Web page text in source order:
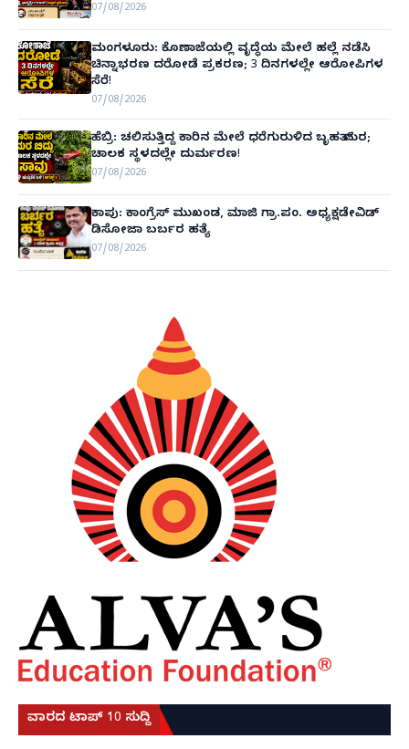
07/08/2026
ಮಂಗಳೂರು: ಕೊಣಾಜೆಯಲ್ಲಿ ವೃದ್ಧೆಯ ಮೇಲೆ ಹಲ್ಲೆ ನಡೆಸಿ
ಚಿನ್ನಾಭರಣ ದರೋಡೆ ಪ್ರಕರಣ; 3 ದಿನಗಳಲ್ಲೇ ಆರೋಪಿಗಳ
ಸೆರೆ!
07/08/2026
ಹೆಬ್ರಿ: ಚಲಿಸುತ್ತಿದ್ದ ಕಾರಿನ ಮೇಲೆ ಧರೆಗುರುಳಿದ ಬೃಹತ್ ಮರ;
ಚಾಲಕ ಸ್ಥಳದಲ್ಲೇ ದುರ್ಮರಣ!
07/08/2026
ಕಾಪು: ಕಾಂಗ್ರೆಸ್ ಮುಖಂಡ, ಮಾಜಿ ಗ್ರಾ.ಪಂ. ಅಧ್ಯಕ್ಷಡೇವಿಡ್
ಡಿಸೋಜಾ ಬರ್ಬರ ಹತ್ಯೆ
07/08/2026
ವಾರದ ಟಾಪ್ 10 ಸುದ್ದಿ